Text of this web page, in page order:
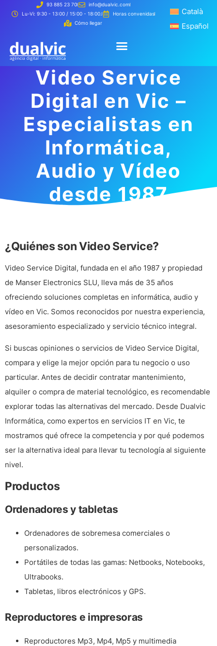
93 885 23 70
info@dualvic.com
Lu-Vi: 9:30 - 13:00 / 15:00 - 18:00.
Horas convenidas
Cómo llegar
Català
Español
Català
Video Service
Digital en Vic –
Especialistas en
Informática,
Audio y Vídeo
desde 1987
¿Quiénes son Video Service?
Video Service Digital, fundada en el año 1987 y propiedad
de Manser Electronics SLU, lleva más de 35 años
ofreciendo soluciones completas en informática, audio y
vídeo en Vic. Somos reconocidos por nuestra experiencia,
asesoramiento especializado y servicio técnico integral.
Si buscas opiniones o servicios de Video Service Digital,
compara y elige la mejor opción para tu negocio o uso
particular. Antes de decidir contratar mantenimiento,
alquiler o compra de material tecnológico, es recomendable
explorar todas las alternativas del mercado. Desde Dualvic
Informática, como expertos en servicios IT en Vic, te
mostramos qué ofrece la competencia y por qué podemos
ser la alternativa ideal para llevar tu tecnología al siguiente
nivel.
Productos
Ordenadores y tabletas
Ordenadores de sobremesa comerciales o
personalizados.
Portátiles de todas las gamas: Netbooks, Notebooks,
Ultrabooks.
Tabletas, libros electrónicos y GPS.
Reproductores e impresoras
Reproductores Mp3, Mp4, Mp5 y multimedia